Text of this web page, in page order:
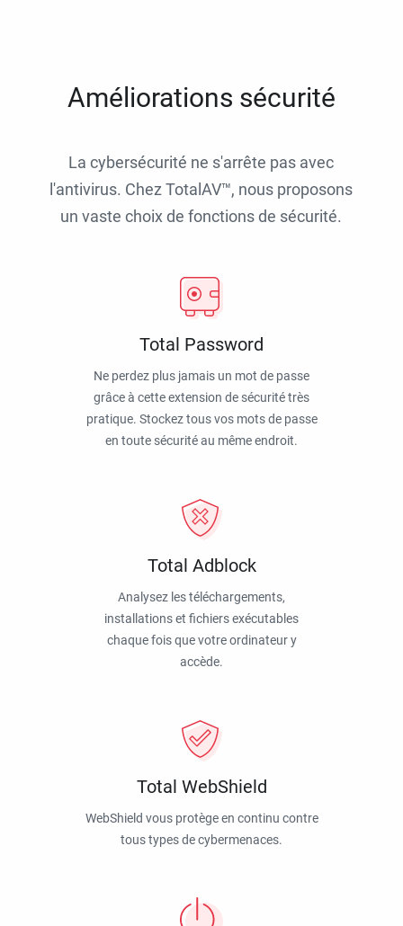
Améliorations sécurité
La cybersécurité ne s'arrête pas avec
l'antivirus. Chez TotalAV™, nous proposons
un vaste choix de fonctions de sécurité.
Total Password
Ne perdez plus jamais un mot de passe
grâce à cette extension de sécurité très
pratique. Stockez tous vos mots de passe
en toute sécurité au même endroit.
Total Adblock
Analysez les téléchargements,
installations et fichiers exécutables
chaque fois que votre ordinateur y
accède.
Total WebShield
WebShield vous protège en continu contre
tous types de cybermenaces.